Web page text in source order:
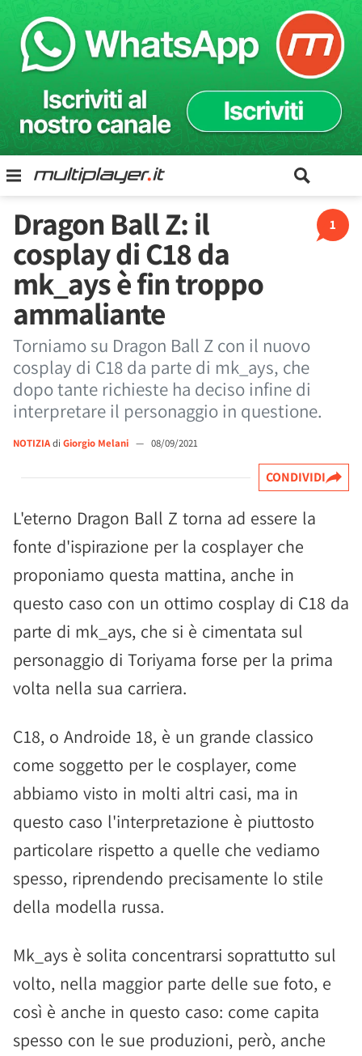
1
Dragon Ball Z: il
cosplay di C18 da
mk_ays è fin troppo
ammaliante
Torniamo su Dragon Ball Z con il nuovo
cosplay di C18 da parte di mk_ays, che
dopo tante richieste ha deciso infine di
interpretare il personaggio in questione.
NOTIZIAdi Giorgio Melani — 08/09/2021
CONDIVIDI
L'eterno Dragon Ball Z torna ad essere la
fonte d'ispirazione per la cosplayer che
proponiamo questa mattina, anche in
questo caso con un ottimo cosplay di C18 da
parte di mk_ays, che si è cimentata sul
personaggio di Toriyama forse per la prima
volta nella sua carriera.
C18, o Androide 18, è un grande classico
come soggetto per le cosplayer, come
abbiamo visto in molti altri casi, ma in
questo caso l'interpretazione è piuttosto
particolare rispetto a quelle che vediamo
spesso, riprendendo precisamente lo stile
della modella russa.
Mk_ays è solita concentrarsi soprattutto sul
volto, nella maggior parte delle sue foto, e
così è anche in questo caso: come capita
spesso con le sue produzioni, però, anche